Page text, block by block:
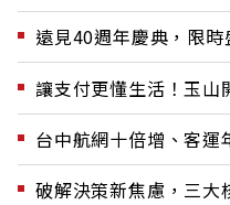
遠見40週年慶典，限時
讓支付更懂生活！玉山
台中航網十倍增、客運
破解決策新焦慮，三大